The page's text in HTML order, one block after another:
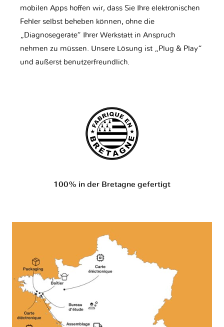
mobilen Apps hoffen wir, dass Sie Ihre elektronischen
Fehler selbst beheben können, ohne die
„Diagnosegeräte“ Ihrer Werkstatt in Anspruch
nehmen zu müssen. Unsere Lösung ist „Plug & Play“
und äußerst benutzerfreundlich.
100% in der Bretagne gefertigt